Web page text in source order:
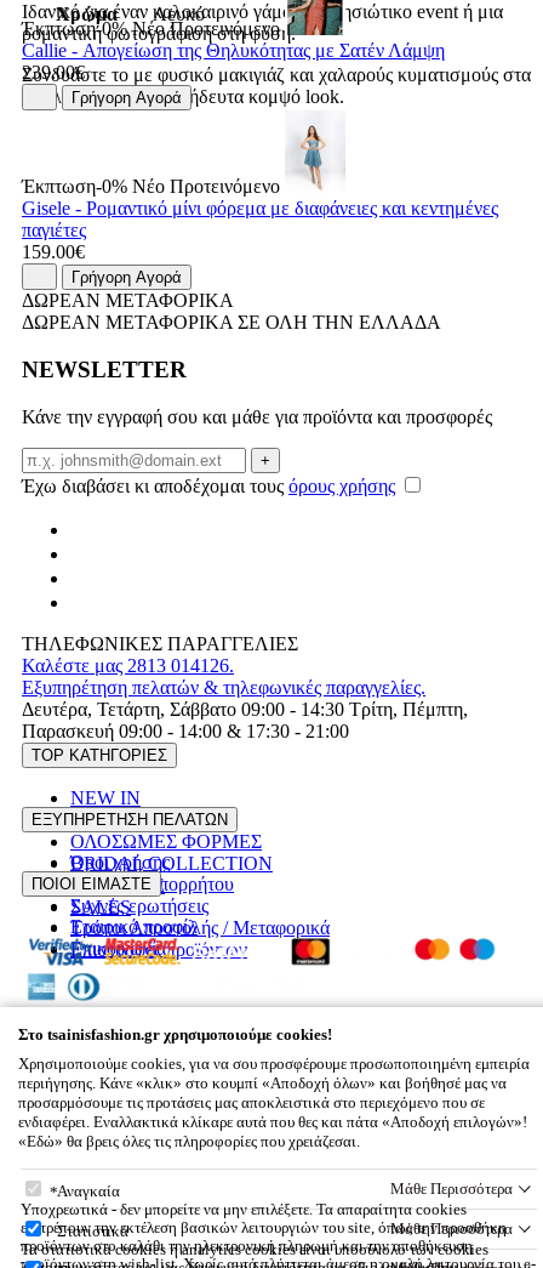
Ιδανικό για έναν καλοκαιρινό γάμο, ένα νησιώτικο event ή μια
ρομαντική φωτογράφιση στη φύση.
Συνδυάστε το με φυσικό μακιγιάζ και χαλαρούς κυματισμούς στα
μαλλιά για ένα ανεπιτήδευτα κομψό look.
Χρώμα
Λευκό
Έκπτωση-0% Νέο Προτεινόμενο
Callie - Απογείωση της Θηλυκότητας με Σατέν Λάμψη
239.00€
Γρήγορη Αγορά
Έκπτωση-0% Νέο Προτεινόμενο
Gisele - Ρομαντικό μίνι φόρεμα με διαφάνειες και κεντημένες
παγιέτες
159.00€
Γρήγορη Αγορά
ΔΩΡΕΑΝ ΜΕΤΑΦΟΡΙΚΑ
ΔΩΡΕΑΝ ΜΕΤΑΦΟΡΙΚΑ ΣΕ ΟΛΗ ΤΗΝ ΕΛΛΑΔΑ
NEWSLETTER
Κάνε την εγγραφή σου και μάθε για προϊόντα και προσφορές
Email
+
Έχω διαβάσει κι αποδέχομαι τους όρους χρήσης
ΤΗΛΕΦΩΝΙΚΕΣ ΠΑΡΑΓΓΕΛΙΕΣ
Καλέστε μας 2813 014126.
Εξυπηρέτηση πελατών & τηλεφωνικές παραγγελίες.
Δευτέρα, Τετάρτη, Σάββατο 09:00 - 14:30 Τρίτη, Πέμπτη,
Παρασκευή 09:00 - 14:00 & 17:30 - 21:00
TOP ΚΑΤΗΓΟΡΙΕΣ
NEW IN
ΦΟΡΕΜΑΤΑ
ΟΛΟΣΩΜΕΣ ΦΟΡΜΕΣ
BRIDAL COLLECTION
PLUS SIZE
SALES
ΕΞΥΠΗΡΕΤΗΣΗ ΠΕΛΑΤΩΝ
Όροι χρήσης
Πολιτική Απορρήτου
Συχνές ερωτήσεις
Τρόποι Αποστολής / Μεταφορικά
Επιστροφές προϊόντων
ΠΟΙΟΙ ΕΙΜΑΣΤΕ
Εταιρικό προφίλ
Επικοινωνία
Designed & developed byNETMECHANICS
Tsainisfashion.gr, Καλοκαιρινού 57 71202,
Ηράκλειο | info@tsainisfashion.gr | 2813 014126
× Καλάθι Αγορών
Βάλε κάτι στο καλάθι σου
Στο tsainisfashion.gr χρησιμοποιούμε cookies!
Χρησιμοποιούμε cookies, για να σου προσφέρουμε προσωποποιημένη εμπειρία
περιήγησης. Κάνε «κλικ» στο κουμπί «Αποδοχή όλων» και βοήθησέ μας να
προσαρμόσουμε τις προτάσεις μας αποκλειστικά στο περιεχόμενο που σε
ενδιαφέρει. Εναλλακτικά κλίκαρε αυτά που θες και πάτα «Αποδοχή επιλογών»!
«Εδώ» θα βρεις όλες τις πληροφορίες που χρειάζεσαι.
Στο tsainisfashion.gr χρησιμοποιούμε cookies!
Αναγκαία Μάθε Περισσότερα
Υποχρεωτικά - δεν μπορείτε να μην επιλέξετε. Τα απαραίτητα cookies
επιτρέπουν την εκτέλεση βασικών λειτουργιών του site, όπως την προσθήκη
προϊόντων στο καλάθι την ηλεκτρονική πληρωμή και την αποθήκευση
προϊόντων στη wish-list. Χωρίς αυτά πλήττεται άμεσα η ομαλή λειτουργία του e-
Στατιστικά Μάθε Περισσότερα
Τα στατιστικά cookies ή analytics cookies είναι υποσύνολο των cookies